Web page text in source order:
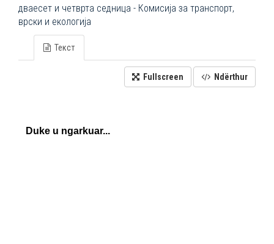
дваесет и четврта седница - Комисија за транспорт,
врски и екологија
Текст
Fullscreen Ndërthur